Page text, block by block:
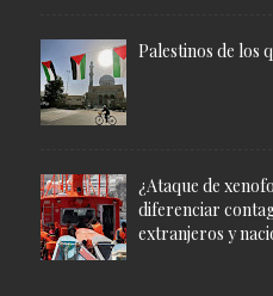
Palestinos de los
¿Ataque de
diferenciar
extranjeros y